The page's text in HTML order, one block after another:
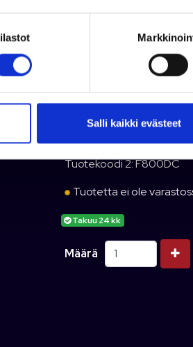
Salli kaikki evästeet
Runkomateriaali:
2026
900
Tuotekoodi: 903260
Tuotekoodi 2: F800DC
Tuotetta ei ole
Takuu 24 kk
Määrä